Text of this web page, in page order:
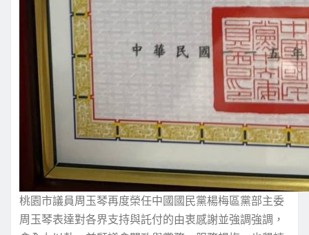
桃園市議員周玉琴再度榮任中國國民黨楊梅區黨部主委
周玉琴表達對各界支持與託付的由衷感謝並強調強調，